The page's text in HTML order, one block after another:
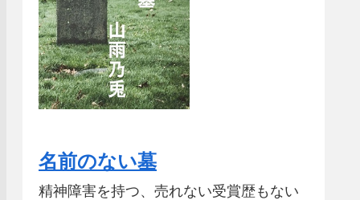
名前のない墓
精神障害を持つ、売れない受賞歴もない